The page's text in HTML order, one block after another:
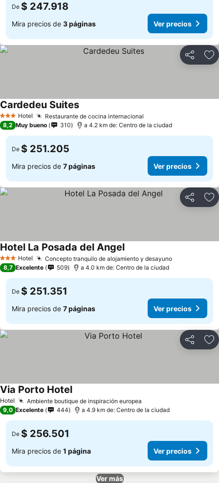
De $ 247.918
Mira precios de 3 páginas Ver precios
Compartir
3 Estrellas
Hotel Restaurante de cocina internacional
Cardedeu Suites
8,2 Muy bueno 310 a 4.2 km de: Centro de la ciudad
De $ 251.205
Mira precios de 7 páginas Ver precios
Compartir
3 Estrellas
Hotel Concepto tranquilo de alojamiento y desayuno
Hotel La Posada del Angel
8,7 Excelente 509 a 4.0 km de: Centro de la ciudad
De $ 251.351
Mira precios de 7 páginas Ver precios
Compartir
Hotel Ambiente boutique de inspiración europea
Via Porto Hotel
9,0 Excelente 444 a 4.9 km de: Centro de la ciudad
De $ 256.501
Mira precios de 1 página Ver precios
Ver más